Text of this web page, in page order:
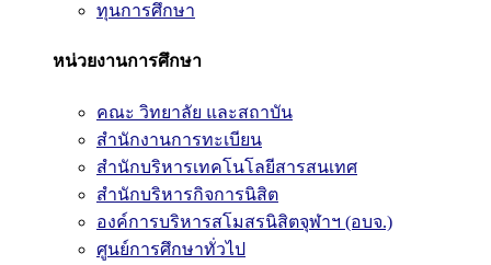
ทุนการศึกษา
หน่วยงานการศึกษา
คณะ วิทยาลัย และสถาบัน
สำนักงานการทะเบียน
สำนักบริหารเทคโนโลยีสารสนเทศ
สำนักบริหารกิจการนิสิต
องค์การบริหารสโมสรนิสิตจุฬาฯ (อบจ.)
ศูนย์การศึกษาทั่วไป